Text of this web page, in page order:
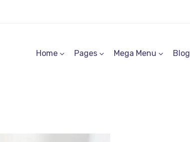
Home Pages Mega Menu Blog